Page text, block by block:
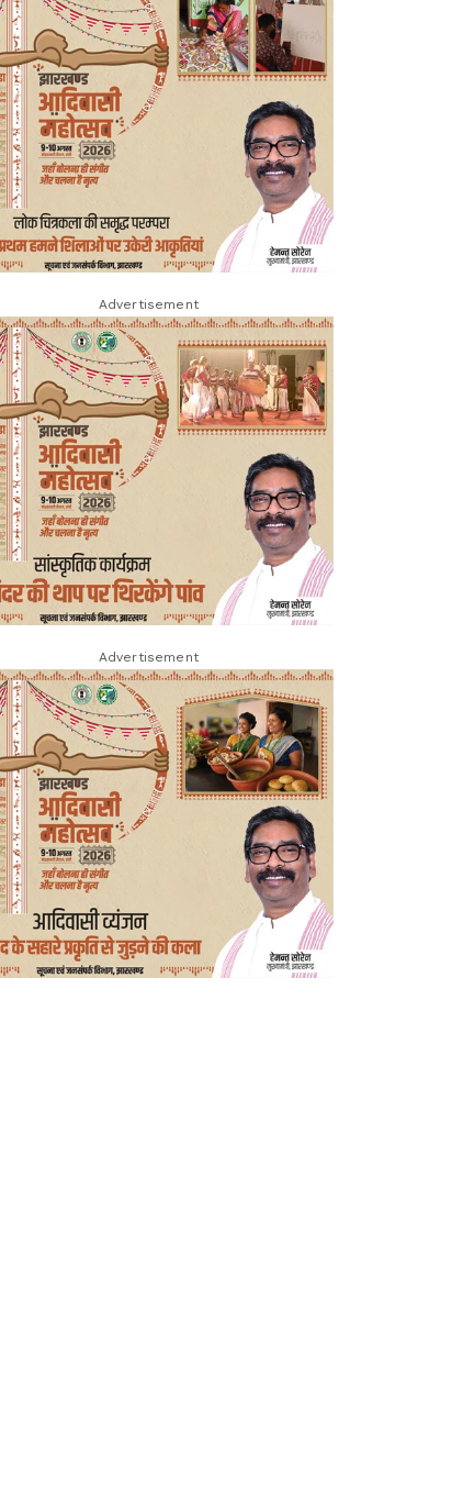
Advertisement
Advertisement